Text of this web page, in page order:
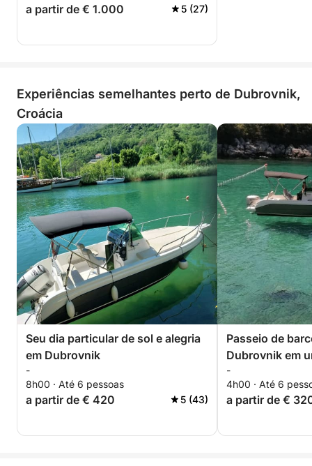
a partir de € 1.000 5 (27)
Experiências semelhantes perto de Dubrovnik,
Croácia
Seu dia particular de sol e alegria
em Dubrovnik
-
8h00 · Até 6 pessoas
a partir de € 420 5 (43)
Passeio de
Dubrovnik em
-
4h00 · Até 6
a partir de €